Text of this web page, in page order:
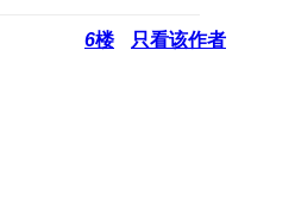
6楼 只看该作者